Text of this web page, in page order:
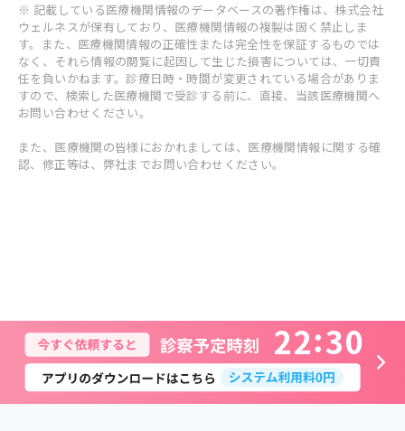
※ 記載している医療機関情報のデータベースの著作権は、株式会社
ウェルネスが保有しており、医療機関情報の複製は固く禁止しま
す。また、医療機関情報の正確性または完全性を保証するものでは
なく、それら情報の閲覧に起因して生じた損害については、一切責
任を負いかねます。診療日時・時間が変更されている場合がありま
すので、検索した医療機関で受診する前に、直接、当該医療機関へ
お問い合わせください。
また、医療機関の皆様におかれましては、医療機関情報に関する確
認、修正等は、弊社までお問い合わせください。
22 30